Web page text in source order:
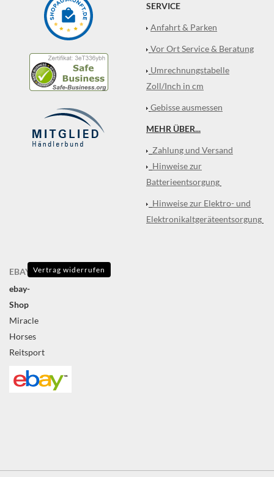
SERVICE
Anfahrt & Parken
Vor Ort Service & Beratung
Umrechnungstabelle
Zoll/Inch in cm
Gebisse ausmessen
MEHR ÜBER...
Zahlung und Versand
Hinweise zur
Batterieentsorgung
Hinweise zur Elektro- und
Elektronikaltgeräteentsorgung
EBAY
ebay-
Shop
Miracle
Horses
Reitsport
Vertrag widerrufen